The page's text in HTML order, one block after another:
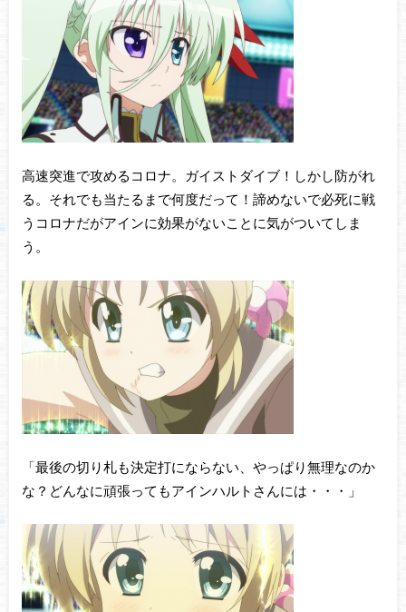
高速突進で攻めるコロナ。ガイストダイブ！しかし防がれ
る。それでも当たるまで何度だって！諦めないで必死に戦
うコロナだがアインに効果がないことに気がついてしま
う。
「最後の切り札も決定打にならない、やっぱり無理なのか
な？どんなに頑張ってもアインハルトさんには・・・」